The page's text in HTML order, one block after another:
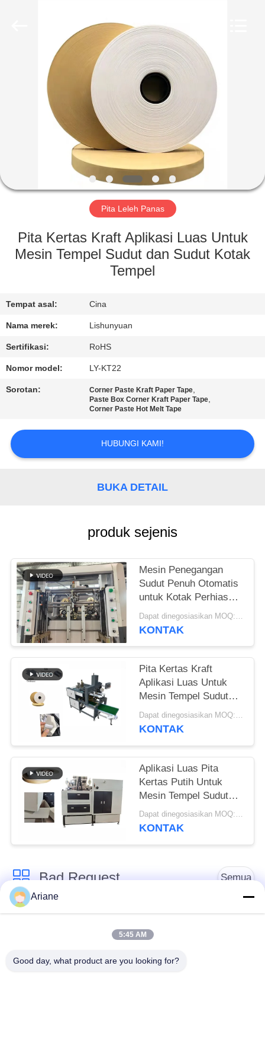
RUMAH
PRODUK
TENTANG
TUR
KONTROL
HUBUNGI
KAMI
BERITA
SITEMAP
Pita Leleh Panas
Pita Kertas Kraft Aplikasi Luas Untuk
Mesin Tempel Sudut dan Sudut Kotak
Tempel
Tempat asal: Cina
Nama merek: Lishunyuan
Sertifikasi: RoHS
Nomor model: LY-KT22
Sorotan: Corner Paste Kraft Paper Tape,
Paste Box Corner Kraft Paper Tape,
Corner Paste Hot Melt Tape
HUBUNGI KAMI!
BUKA DETAIL
produk sejenis
Mesin Penegangan
Sudut Penuh Otomatis
untuk Kotak Perhiasan
Kotak Sepatu Kotak
Kosmetik
Dapat dinegosiasikan MOQ:1 set
KONTAK
Pita Kertas Kraft
Aplikasi Luas Untuk
Mesin Tempel Sudut
dan Sudut Kotak
Tempel
Dapat dinegosiasikan MOQ:200 gulungan
KONTAK
Aplikasi Luas Pita
Kertas Putih Untuk
Mesin Tempel Sudut
Otomatis / Sudut Kotak
Tempel
Dapat dinegosiasikan MOQ:200 gulungan
KONTAK
Bad Request Semua
Mesin Pembuat
mesin kardus
membuat kotak
Automatic Paper Box
Automatic Case
Ariane
5:45 AM
Good day, what product are you looking for?